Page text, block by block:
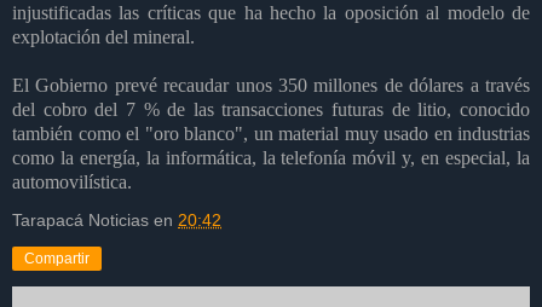
injustificadas las críticas que ha hecho la oposición al modelo de
explotación del mineral.
El Gobierno prevé recaudar unos 350 millones de dólares a través
del cobro del 7 % de las transacciones futuras de litio, conocido
también como el "oro blanco", un material muy usado en industrias
como la energía, la informática, la telefonía móvil y, en especial, la
automovilística.
Tarapacá Noticias en 20:42
Compartir